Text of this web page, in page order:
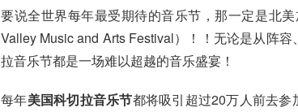
要说全世界每年最受期待的音乐节，那一定是北
Valley Music and Arts Festival）！！无论是从阵
拉音乐节都是一场难以超越的音乐盛宴！
每年美国科切拉音乐节都将吸引超过20万人前去